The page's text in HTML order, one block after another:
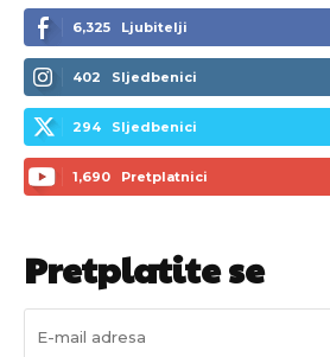
6,325 Ljubitelji
402 Sljedbenici
294 Sljedbenici
1,690 Pretplatnici
Pretplatite se